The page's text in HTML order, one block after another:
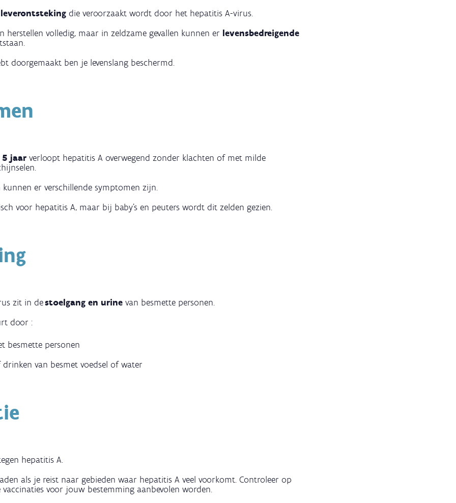
leverontsteking die veroorzaakt wordt door het hepatitis A-virus.
herstellen volledig, maar in zeldzame gevallen kunnen er levensbedreigende
doorgemaakt ben je levenslang beschermd.
jaar verloopt hepatitis A overwegend zonder klachten of met milde
kunnen er verschillende symptomen zijn.
voor hepatitis A, maar bij baby's en peuters wordt dit zelden gezien.
zit in destoelgang en urine van besmette personen.
door :
besmette personen
van besmet voedsel of water
hepatitis A.
als je reist naar gebieden waar hepatitis A veel voorkomt. Controleer op
voor jouw bestemming aanbevolen worden.